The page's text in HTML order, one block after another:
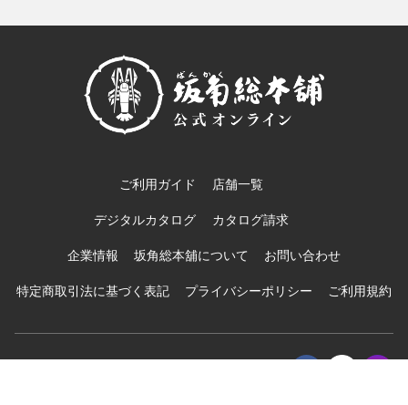
ご利用ガイド 店舗一覧
デジタルカタログ カタログ請求
企業情報 坂角総本舖について お問い合わせ
特定商取引法に基づく表記 プライバシーポリシー ご利用規約